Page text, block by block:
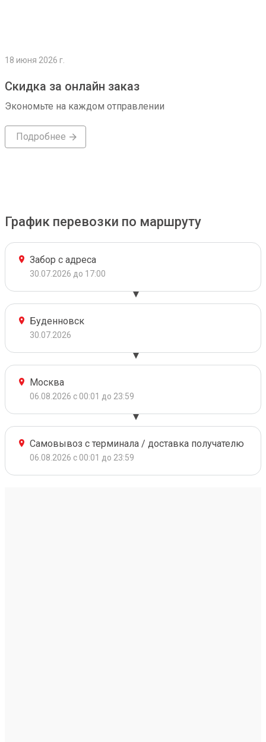
18 июня 2026 г.
Скидка за онлайн заказ
Экономьте на каждом отправлении
Подробнее
График перевозки по маршруту
Забор с адреса
30.07.2026 до 17:00
Буденновск
30.07.2026
Москва
06.08.2026 с 00:01 до 23:59
Самовывоз с терминала / доставка получателю
06.08.2026 с 00:01 до 23:59